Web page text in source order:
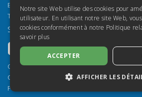
Email: helpdesk@torrossa.com
Tel:
+39 055 5018800
SUIVEZ-NOUS
Copyright 2000-2026
Casalini Libri
P.IVA IT03106600483
Notre site Web utilise des cookies pour
utilisateur. En utilisant notre site Web,
cookies conformément à notre Politique
savoir plus
ACCEPTER
AFFICHER LES